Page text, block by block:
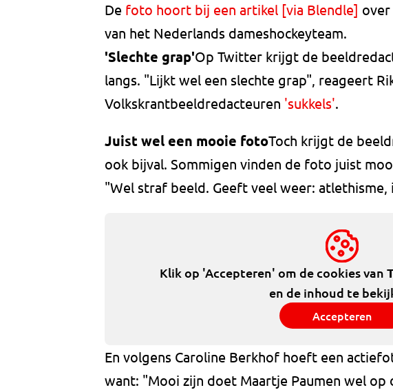
De foto hoort bij een artikel [via Blendle] over
van het Nederlands dameshockeyteam.
'Slechte grap'Op Twitter krijgt de
langs. "Lijkt wel een slechte grap", reageert
Volkskrantbeeldredacteuren 'sukkels'.
Juist wel een mooie fotoToch krijgt de
ook bijval. Sommigen vinden de foto juist
"Wel straf beeld. Geeft veel weer:
Klik op 'Accepteren' om de cookies van
en de inhoud te
Accepteren
En volgens Caroline Berkhof hoeft een
want: "Mooi zijn doet Maartje Paumen wel